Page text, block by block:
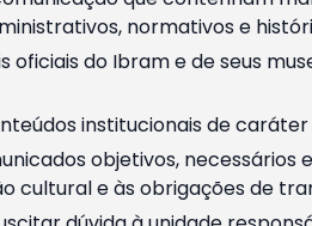
normativos e
do Ibram e de seus
institucionais de
objetivos,
cultural e às obrigações de